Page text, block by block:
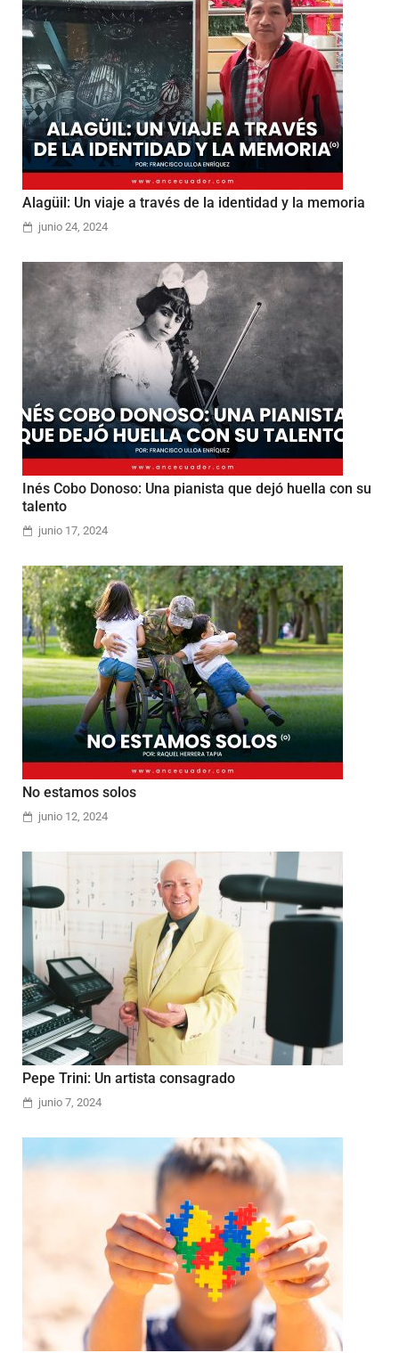
Alagüil: Un viaje a través de la identidad y la memoria
junio 24, 2024
Inés Cobo Donoso: Una pianista que dejó huella con su
talento
junio 17, 2024
No estamos solos
junio 12, 2024
Pepe Trini: Un artista consagrado
junio 7, 2024